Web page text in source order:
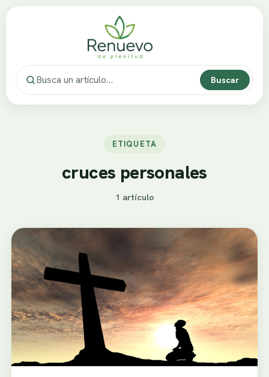
Buscar
ETIQUETA
cruces personales
1 artículo